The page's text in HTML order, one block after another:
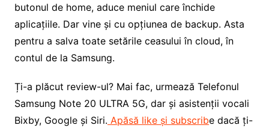
butonul de home, aduce meniul care închide
aplicațiile. Dar vine și cu opțiunea de backup. Asta
pentru a salva toate setările ceasului în cloud, în
contul de la Samsung.
Ți-a plăcut review-ul? Mai fac, urmează Telefonul
Samsung Note 20 ULTRA 5G, dar și asistenții vocali
Bixby, Google și Siri. Apăsă like și subscribe dacă ți-